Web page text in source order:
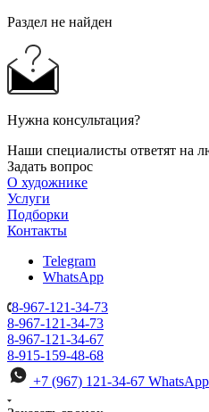
Раздел не найден
Нужна консультация?
Наши специалисты ответят на
Задать вопрос
О художнике
Услуги
Подборки
Контакты
Telegram
WhatsApp
8-967-121-34-73
8-967-121-34-73
8-967-121-34-67
8-915-159-48-68
+7 (967) 121-34-67 WhatsApp